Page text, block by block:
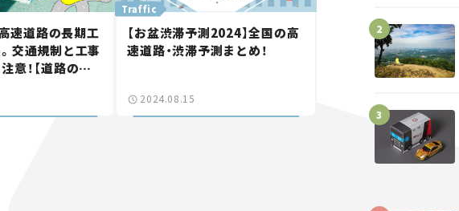
速道路の長期工
交通規制と工事
意！【道路のニ
Traffic
【お盆渋滞予測2024】全国の高
速道路・渋滞予測まとめ！
2024.08.15